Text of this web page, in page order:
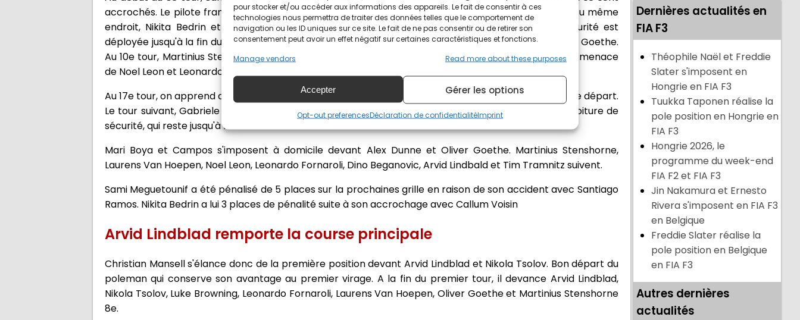
pour stocker et/ou accéder aux informations des appareils. Le fait de consentir à ces
technologies nous permettra de traiter des données telles que le comportement de
navigation ou les ID uniques sur ce site. Le fait de ne pas consentir ou de retirer son
consentement peut avoir un effet négatif sur certaines caractéristiques et fonctions.
Manage vendors
Read more about these purposes
Accepter Gérer les options
Opt-out preferencesDéclaration de confidentialitéImprint
accrochés. Le pilote français abandonne alors que son coéquipier a poursuivi avec une crevaison. Au même
endroit, Nikita Bedrin et Callum Voisin se sont accrochés et ont abandonné. La voiture de sécurité est
déployée jusqu'à la fin du 7e tour. Mari Boya occupe la tête de la course devant Alex Dunne et Oliver Goethe.
Au 10e tour, Martinius Stenshorne prend le meilleur sur Laurens Van Hoepen, qui se retrouve sous la menace
de Noel Leon et Leonardo Fornaroli.
Au 17e tour, on apprend que huit pilotes, dont Alex Dunne, sont sous investigation pour avoir anticipé le départ.
Le tour suivant, Gabriele Mini s'accroche avec Sebastian Montoya, ce qui provoque la sortie de la voiture de
sécurité, qui reste jusqu'à la fin de la course.
Mari Boya et Campos s'imposent à domicile devant Alex Dunne et Oliver Goethe. Martinius Stenshorne,
Laurens Van Hoepen, Noel Leon, Leonardo Fornaroli, Dino Beganovic, Arvid Lindbald et Tim Tramnitz suivent.
Sami Meguetounif a été pénalisé de 5 places sur la prochaines grille en raison de son accident avec Santiago
Ramos. Nikita Bedrin a lui 3 places de pénalité suite à son accrochage avec Callum Voisin
Arvid Lindblad remporte la course principale
Christian Mansell s'élance donc de la première position devant Arvid Lindblad et Nikola Tsolov. Bon départ du
poleman qui conserve son avantage au premier virage. A la fin du premier tour, il devance Arvid Lindblad,
Nikola Tsolov, Luke Browning, Leonardo Fornaroli, Laurens Van Hoepen, Oliver Goethe et Martinius Stenshorne
8e.
Dernières actualités en
FIA F3
Théophile Naël et Freddie
Slater s'imposent en
Hongrie en FIA F3
Tuukka Taponen réalise la
pole position en Hongrie en
FIA F3
Hongrie 2026, le
programme du week-end
FIA F2 et FIA F3
Jin Nakamura et Ernesto
Rivera s'imposent en FIA F3
en Belgique
Freddie Slater réalise la
pole position en Belgique
en FIA F3
Autres dernières
actualités